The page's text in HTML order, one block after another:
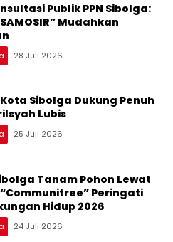
Publik PPN Sibolga:
Mudahkan
28 Juli 2026
Kota Sibolga Dukung Penuh
Lubis
25 Juli 2026
Tanam Pohon Lewat
Peringati
Hidup 2026
24 Juli 2026